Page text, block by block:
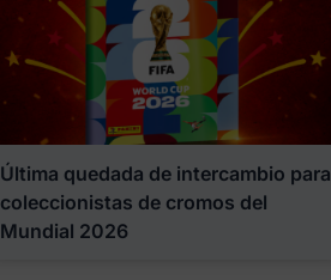
Última quedada de intercambio para
coleccionistas de cromos del
Mundial 2026